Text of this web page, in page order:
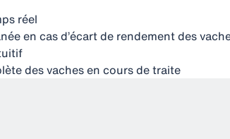
réel
en cas d’écart de rendement des
des vaches en cours de traite